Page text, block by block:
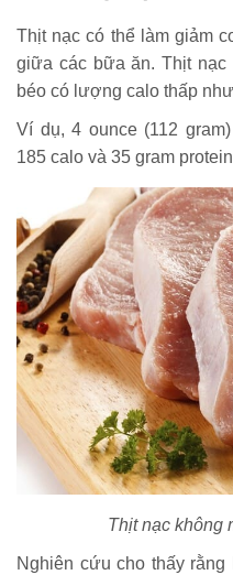
Thịt nạc có thể làm giảm
giữa các bữa ăn. Thịt
béo có lượng calo thấp
Ví dụ, 4 ounce (112
185 calo và 35 gram
Thịt nạc không
Nghiên cứu cho thấy